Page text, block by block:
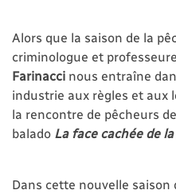
Alors que la saison de la
criminologue et professeure
Farinacci nous entraîne
industrie aux règles et aux
la rencontre de pêcheurs
balado La face cachée de
Dans cette nouvelle saison